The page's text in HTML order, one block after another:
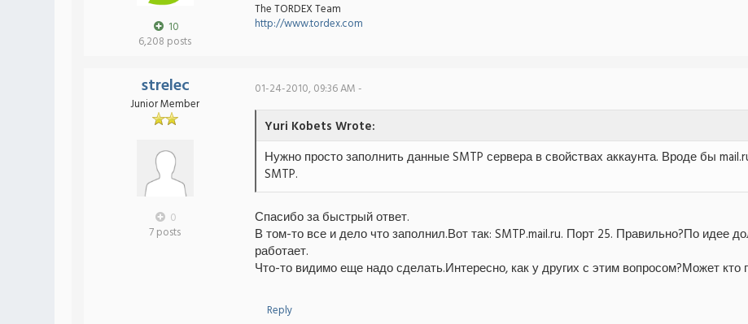
10
6,208 posts
The TORDEX Team
http://www.tordex.com
strelec
Junior Member
0
7 posts
01-24-2010, 09:36 AM -
Yuri Kobets Wrote:
Нужно просто заполнить данные SMTP сервера в свойствах аккаунта. Вроде бы
SMTP.
Спасибо за быстрый ответ.
В том-то все и дело что заполнил.Вот так: SMTP.mail.ru. Порт 25. Правильно?По идее
работает.
Что-то видимо еще надо сделать.Интересно, как у других с этим вопросом?Может кто
Reply